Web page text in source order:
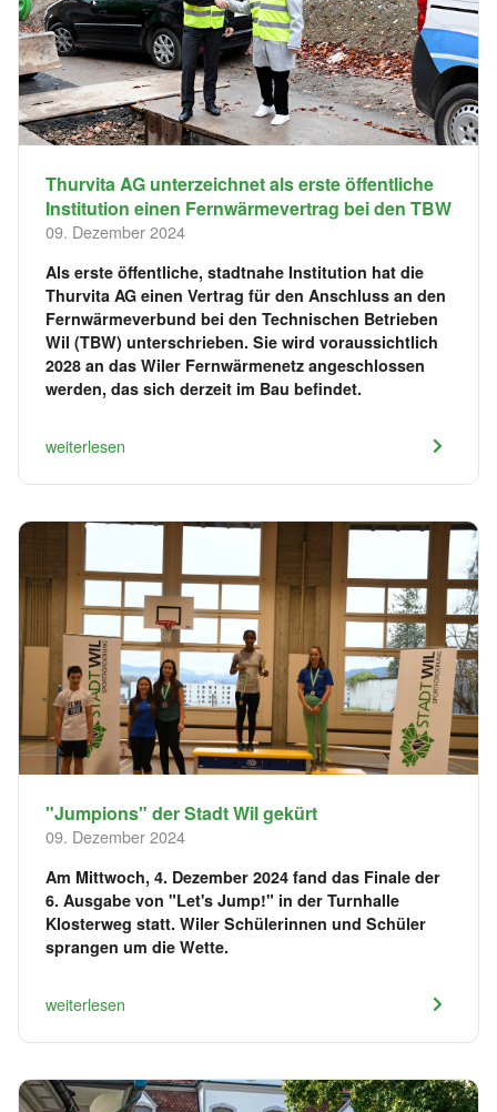
Thurvita AG unterzeichnet als erste öffentliche
Institution einen Fernwärmevertrag bei den TBW
09. Dezember 2024
Als erste öffentliche, stadtnahe Institution hat die
Thurvita AG einen Vertrag für den Anschluss an den
Fernwärmeverbund bei den Technischen Betrieben
Wil (TBW) unterschrieben. Sie wird voraussichtlich
2028 an das Wiler Fernwärmenetz angeschlossen
werden, das sich derzeit im Bau befindet.
weiterlesen
"Jumpions" der Stadt Wil gekürt
09. Dezember 2024
Am Mittwoch, 4. Dezember 2024 fand das Finale der
6. Ausgabe von "Let's Jump!" in der Turnhalle
Klosterweg statt. Wiler Schülerinnen und Schüler
sprangen um die Wette.
weiterlesen